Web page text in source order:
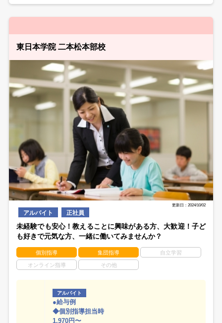
東日本学院 二本松本部校
更新日：2024/10/02
アルバイト 正社員
未経験でも安心！教えることに興味がある方、大歓迎！子ど
も好きで元気な方、一緒に働いてみませんか？
個別指導 集団指導 自立学習
オンライン指導 その他
アルバイト
●給与例
◆個別指導担当時
1,970円〜